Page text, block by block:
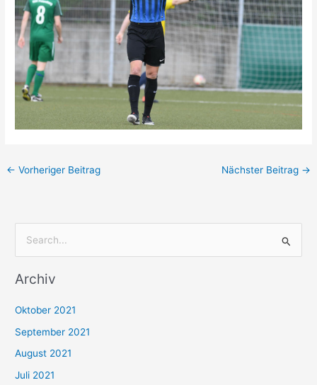
← Vorheriger Beitrag Nächster Beitrag →
c
n
n
a
Archiv
Oktober 2021
September 2021
August 2021
Juli 2021